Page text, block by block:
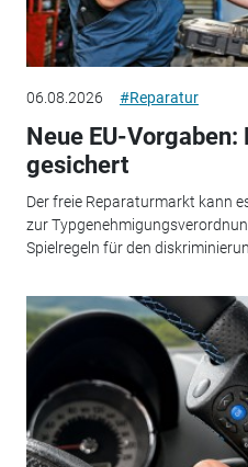
06.08.2026 #Reparatur
Neue EU-Vorgaben:
gesichert
Der freie Reparaturmarkt kann
zur
Spielregeln für den